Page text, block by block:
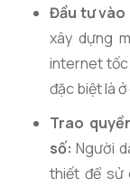
Đầu tư vào
xây dựng
internet tốc
đặc biệt là
Trao
số: Người
thiết để sử